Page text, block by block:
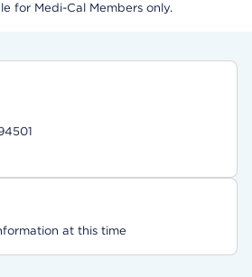
for Medi-Cal Members only.
at this time